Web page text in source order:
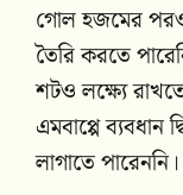
গোল হজমের
তৈরি করতে
শটও লক্ষ্যে
এমবাপ্পে
লাগাতে পারেননি।